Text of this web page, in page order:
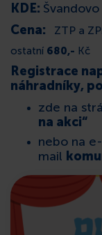
KDE:
Cena:
ZTP a
ostatní 680,- Kč
Registrace
náhradníky,
zde na
na akci“
nebo na e-
mail